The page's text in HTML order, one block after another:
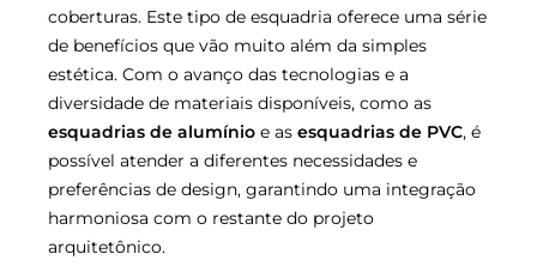
coberturas. Este tipo de esquadria oferece uma série
de benefícios que vão muito além da simples
estética. Com o avanço das tecnologias e a
diversidade de materiais disponíveis, como as
esquadrias de alumínio e as esquadrias de PVC, é
possível atender a diferentes necessidades e
preferências de design, garantindo uma integração
harmoniosa com o restante do projeto
arquitetônico.